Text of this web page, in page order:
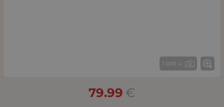
1 από 4
79.99 €